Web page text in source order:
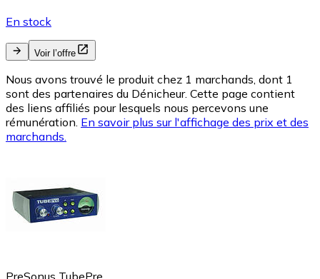
En stock
Voir l’offre
Nous avons trouvé le produit chez 1 marchands, dont 1
sont des partenaires du Dénicheur. Cette page contient
des liens affiliés pour lesquels nous percevons une
rémunération. En savoir plus sur l'affichage des prix et des
marchands.
PreSonus TubePre